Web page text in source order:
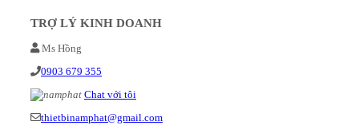
TRỢ LÝ KINH DOANH
Ms Hồng
0903 679 355
Chat với tôi
thietbinamphat@gmail.com